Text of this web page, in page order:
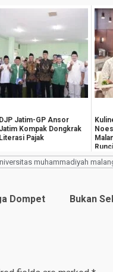
DJP Jatim-GP Ansor
Jatim Kompak Dongkrak
Literasi Pajak
Putih
muhammadiyah
Dompet
Bukan